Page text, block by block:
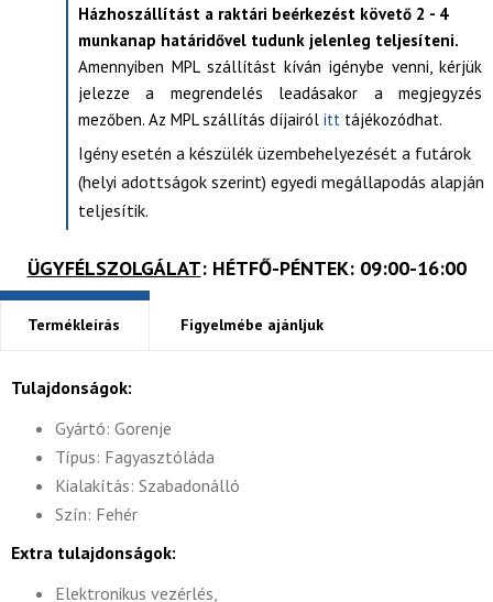
Házhoszállítást a raktári beérkezést követő 2 - 4
munkanap határidővel tudunk jelenleg teljesíteni.
Amennyiben MPL szállítást kíván igénybe venni, kérjük
jelezze a megrendelés leadásakor a megjegyzés
mezőben. Az MPL szállítás díjairól itt tájékozódhat.
Igény esetén a készülék üzembehelyezését a futárok
(helyi adottságok szerint) egyedi megállapodás alapján
teljesítik.
ÜGYFÉLSZOLGÁLAT: HÉTFŐ-PÉNTEK: 09:00-16:00
Termékleírás Figyelmébe ajánljuk
Tulajdonságok:
Gyártó: Gorenje
Típus: Fagyasztóláda
Kialakítás: Szabadonálló
Szín: Fehér
Extra tulajdonságok:
Elektronikus vezérlés,